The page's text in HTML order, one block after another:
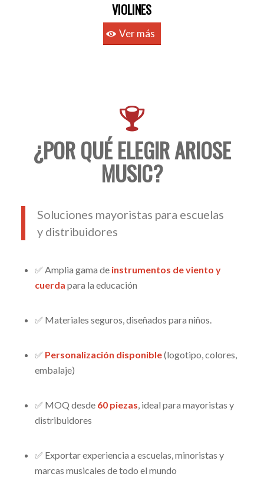
VIOLINES
Ver más
¿POR QUÉ ELEGIR ARIOSE
MUSIC?
Soluciones mayoristas para escuelas
y distribuidores
✅ Amplia gama de instrumentos de viento y
cuerda para la educación
✅ Materiales seguros, diseñados para niños.
✅ Personalización disponible(logotipo, colores,
embalaje)
✅ MOQ desde 60 piezas, ideal para mayoristas y
distribuidores
✅ Exportar experiencia a escuelas, minoristas y
marcas musicales de todo el mundo